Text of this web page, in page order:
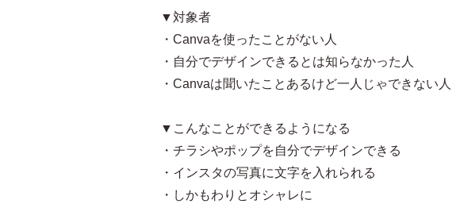
▼対象者
・Canvaを使ったことがない人
・自分でデザインできるとは知らなかった人
・Canvaは聞いたことあるけど一人じゃできない人
▼こんなことができるようになる
・チラシやポップを自分でデザインできる
・インスタの写真に文字を入れられる
・しかもわりとオシャレに